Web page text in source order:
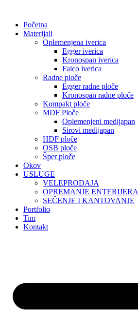
садржајPočetna
Materijali
Oplemenjena iverica
Egger iverica
Kronospan iverica
Falco iverica
Radne ploče
Egger radne ploče
Kronospan radne ploče
Kompakt ploče
MDF Ploče
Oplemenjeni medijapan
Sirovi medijapan
HDF ploče
OSB ploče
Šper ploče
Okov
USLUGE
VELEPRODAJA
OPREMANJE ENTERIJERA
SEČENJE I KANTOVANJE
Portfolio
Tim
Kontakt